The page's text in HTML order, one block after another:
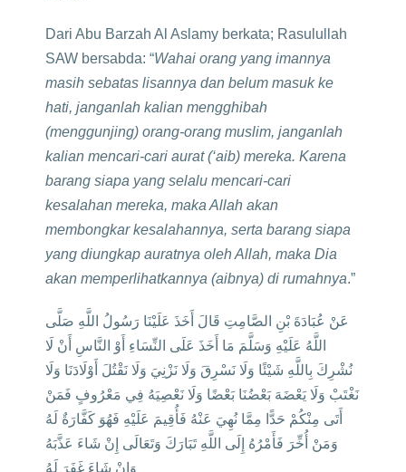
Dari Abu Barzah Al Aslamy berkata; Rasulullah
SAW bersabda: “Wahai orang yang imannya
masih sebatas lisannya dan belum masuk ke
hati, janganlah kalian mengghibah
(menggunjing) orang-orang muslim, janganlah
kalian mencari-cari aurat (‘aib) mereka. Karena
barang siapa yang selalu mencari-cari
kesalahan mereka, maka Allah akan
membongkar kesalahannya, serta barang siapa
yang diungkap auratnya oleh Allah, maka Dia
akan memperlihatkannya (aibnya) di rumahnya.”
عَنْ عُبَادَةَ بْنِ الصَّامِتِ قَالَ أَخَذَ عَلَيْنَا رَسُولُ اللَّهِ صَلَّى
اللَّهُ عَلَيْهِ وَسَلَّمَ مَا أَخَذَ عَلَى النِّسَاءِ أَوْ النَّاسِ أَنْ لَا
نُشْرِكَ بِاللَّهِ شَيْئًا وَلَا نَسْرِقَ وَلَا نَزْنِيَ وَلَا نَقْتُلَ أَوْلَادَنَا وَلَا
نَغْتَبْ وَلَا يَعْضَهَ بَعْضُنَا بَعْضًا وَلَا نَعْصِيَهُ فِي مَعْرُوفٍ فَمَنْ
أَتَى مِنْكُمْ حَدًّا مِمَّا نُهِيَ عَنْهُ فَأُقِيمَ عَلَيْهِ فَهُوَ كَفَّارَةٌ لَهُ
وَمَنْ أُخِّرَ فَأَمْرُهُ إِلَى اللَّهِ تَبَارَكَ وَتَعَالَى إِنْ شَاءَ عَذَّبَهُ
وَإِنْ شَاءَ غَفَرَ لَهُ